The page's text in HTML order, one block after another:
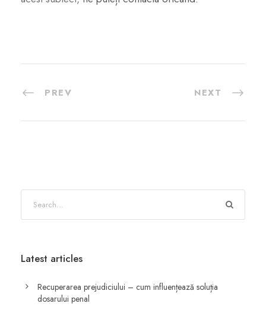
PREV NEXT
Latest articles
Recuperarea prejudiciului – cum influențează soluția
dosarului penal